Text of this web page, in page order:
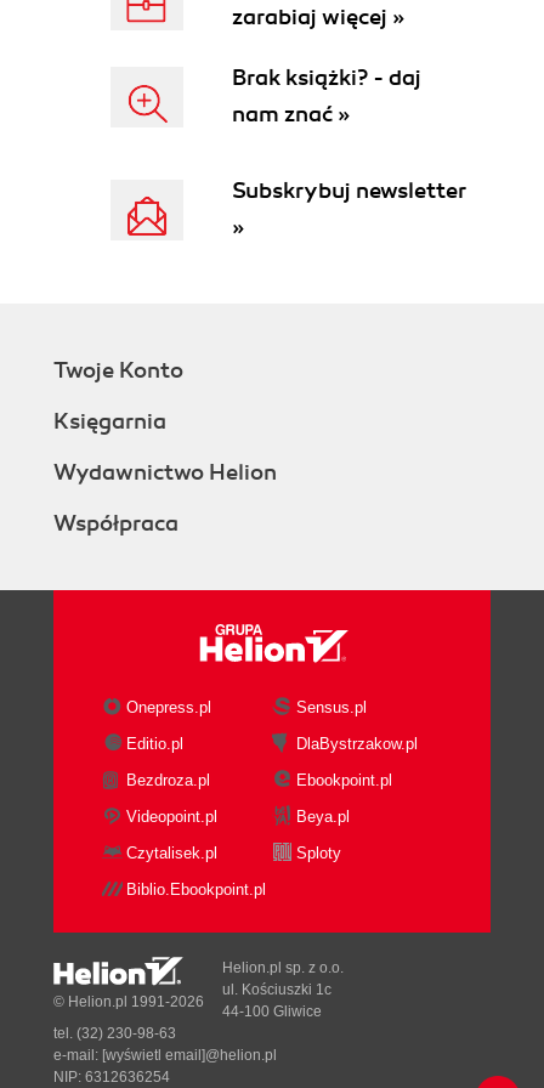
zarabiaj więcej »
Brak książki? - daj
nam znać »
Subskrybuj newsletter
»
Twoje Konto
Księgarnia
Wydawnictwo Helion
Współpraca
Onepress.pl
Sensus.pl
Editio.pl
DlaBystrzakow.pl
Bezdroza.pl
Ebookpoint.pl
Videopoint.pl
Beya.pl
Czytalisek.pl
Sploty
Biblio.Ebookpoint.pl
© Helion.pl 1991-2026
Helion.pl sp. z o.o.
ul. Kościuszki 1c
44-100 Gliwice
tel. (32) 230-98-63
e-mail: [wyświetl email]@helion.pl
NIP: 6312636254